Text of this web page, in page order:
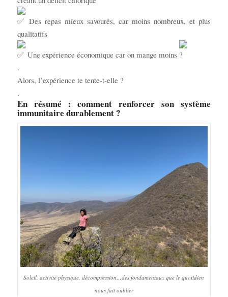
Des repas mieux savourés, car moins nombreux, et plus
qualitatifs
Une expérience économique car on mange moins
.
Alors, l’expérience te tente-t-elle ?
.
En résumé : comment renforcer son système
immunitaire durablement ?
Soleil, activité physique, décompression…des fondamentaux que le quotidien
nous fait oublier